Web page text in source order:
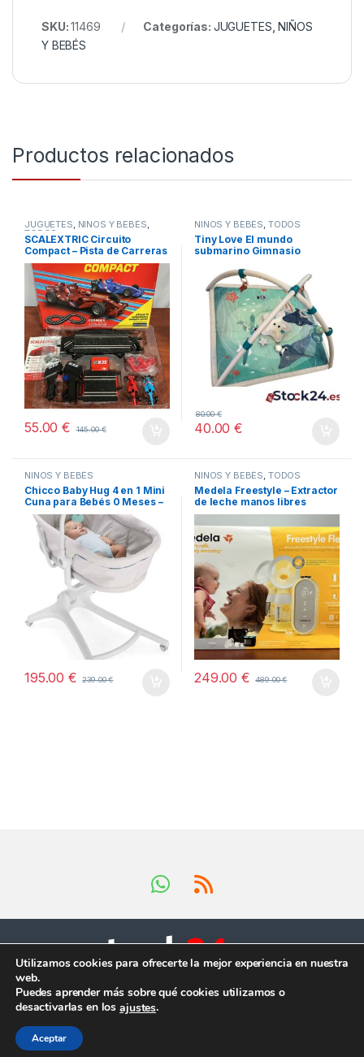
SKU:11469 Categorías: JUGUETES, NIÑOS
Y BEBÉS
Productos relacionados
JUGUETES, NIÑOS Y BEBÉS,
TODOS
SCALEXTRIC Circuito
Compact – Pista de Carreras
Completa – 2 Coches y 2
mandos
55.00€ 145.00€
NIÑOS Y BEBÉS, TODOS
Tiny Love El mundo
submarino Gimnasio
actividades bebe, manta de
juegos sensoriales sonoros
y táctiles, música integrada
y contenido multimedia,
colección Treasure the
Ocean
40.00€
80.00€
NIÑOS Y BEBÉS
Chicco Baby Hug 4 en 1 Mini
Cuna para Bebés 0 Meses –
3 Años (15 kg), Hamaca,
Trona y Silla con Arco de
Juguetes, Altura y Respaldo
Ajustables y 4 Ruedas
195.00€ 239.00€
NIÑOS Y BEBÉS, TODOS
Medela Freestyle – Extractor
de leche manos libres
249.00€ 489.00€
Tienes preguntas ?
¡Llámanos en horario
Utilizamos cookies para ofrecerte la mejor experiencia en nuestra
web.
Puedes aprender más sobre qué cookies utilizamos o
desactivarlas en losajustes.
Aceptar